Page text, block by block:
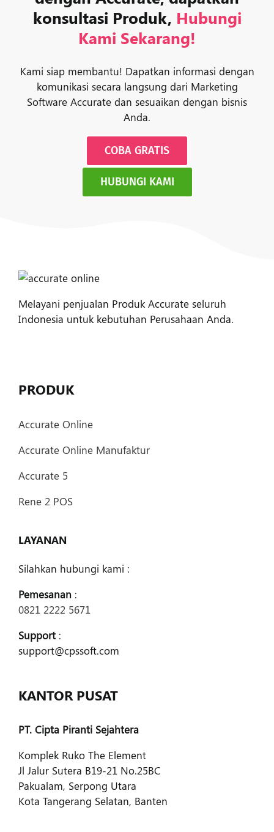
konsultasi Produk, Hubungi
Kami Sekarang!
Kami siap membantu! Dapatkan informasi dengan
komunikasi secara langsung dari Marketing
Software Accurate dan sesuaikan dengan bisnis
Anda.
COBA GRATIS
HUBUNGI KAMI
Melayani penjualan Produk Accurate seluruh
Indonesia untuk kebutuhan Perusahaan Anda.
PRODUK
Accurate Online
Accurate Online Manufaktur
Accurate 5
Rene 2 POS
LAYANAN
Silahkan hubungi kami :
Pemesanan:
0821 2222 5671
Support:
support@cpssoft.com
KANTOR PUSAT
PT. Cipta Piranti Sejahtera
Komplek Ruko The Element
Jl Jalur Sutera B19-21 No.25BC
Pakualam, Serpong Utara
Kota Tangerang Selatan, Banten